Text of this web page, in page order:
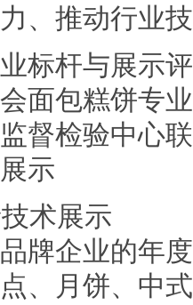
、推动行业
标杆与展示
面包糕饼专
督检验中心
示
术展示
牌企业的年
、月饼、中